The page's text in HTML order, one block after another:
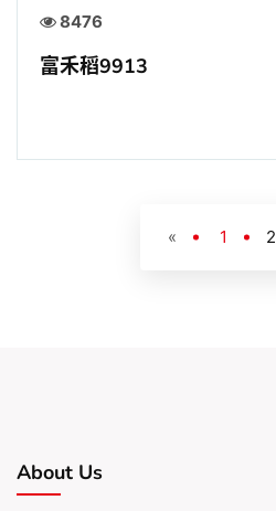
8476
富禾稻9913
« 1 2
About Us